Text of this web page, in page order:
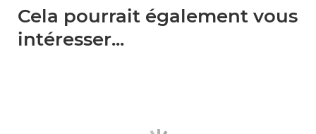
Cela pourrait également vous
intéresser...